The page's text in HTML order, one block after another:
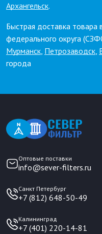
Архангельск.
Быстрая доставка товара
федерального округа
Мурманск, Петрозаводск,
города
Оптовые поставки
info@sever-filters.ru
Санкт Петербург
+7 (812) 648-50-49
Калининград
+7 (401) 220-14-81